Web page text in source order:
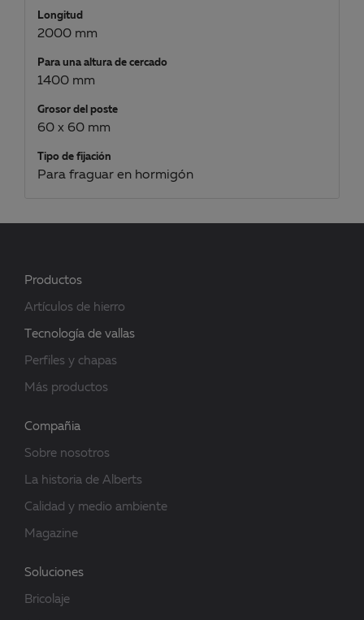
Longitud
2000 mm
Para una altura de cercado
1400 mm
Grosor del poste
60 x 60 mm
Tipo de fijación
Para fraguar en hormigón
Productos
Artículos de hierro
Tecnología de vallas
Perfiles y chapas
Más productos
Compañia
Sobre nosotros
La historia de Alberts
Calidad y medio ambiente
Magazine
Soluciones
Bricolaje